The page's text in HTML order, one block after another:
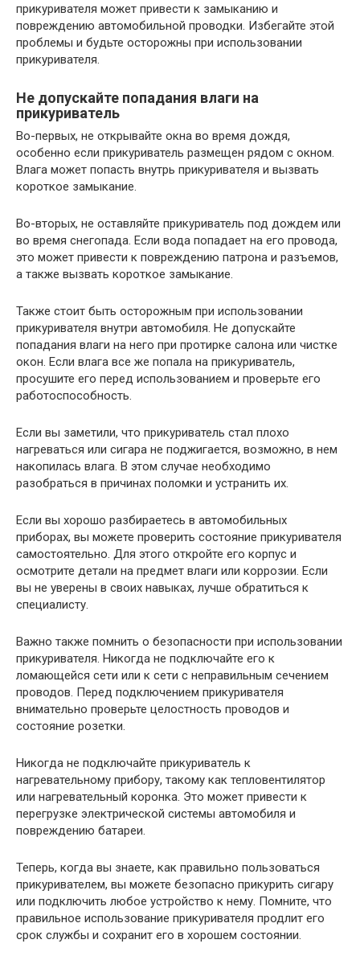
прикуривателя может привести к замыканию и
повреждению автомобильной проводки. Избегайте этой
проблемы и будьте осторожны при использовании
прикуривателя.
Не допускайте попадания влаги на
прикуриватель
Во-первых, не открывайте окна во время дождя,
особенно если прикуриватель размещен рядом с окном.
Влага может попасть внутрь прикуривателя и вызвать
короткое замыкание.
Во-вторых, не оставляйте прикуриватель под дождем или
во время снегопада. Если вода попадает на его провода,
это может привести к повреждению патрона и разъемов,
а также вызвать короткое замыкание.
Также стоит быть осторожным при использовании
прикуривателя внутри автомобиля. Не допускайте
попадания влаги на него при протирке салона или чистке
окон. Если влага все же попала на прикуриватель,
просушите его перед использованием и проверьте его
работоспособность.
Если вы заметили, что прикуриватель стал плохо
нагреваться или сигара не поджигается, возможно, в нем
накопилась влага. В этом случае необходимо
разобраться в причинах поломки и устранить их.
Если вы хорошо разбираетесь в автомобильных
приборах, вы можете проверить состояние прикуривателя
самостоятельно. Для этого откройте его корпус и
осмотрите детали на предмет влаги или коррозии. Если
вы не уверены в своих навыках, лучше обратиться к
специалисту.
Важно также помнить о безопасности при использовании
прикуривателя. Никогда не подключайте его к
ломающейся сети или к сети с неправильным сечением
проводов. Перед подключением прикуривателя
внимательно проверьте целостность проводов и
состояние розетки.
Никогда не подключайте прикуриватель к
нагревательному прибору, такому как тепловентилятор
или нагревательный коронка. Это может привести к
перегрузке электрической системы автомобиля и
повреждению батареи.
Теперь, когда вы знаете, как правильно пользоваться
прикуривателем, вы можете безопасно прикурить сигару
или подключить любое устройство к нему. Помните, что
правильное использование прикуривателя продлит его
срок службы и сохранит его в хорошем состоянии.